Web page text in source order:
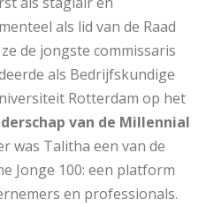
als lid van de Raad
de jongste commissaris
als Bedrijfskundige
Rotterdam op het
van de Millennial
was Talitha een van de
Jonge 100: een platform
en professionals.